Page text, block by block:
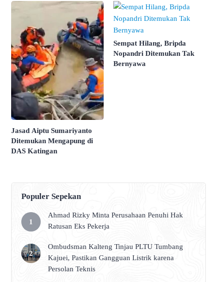
Jasad Aiptu Sumariyanto
Ditemukan Mengapung di
DAS Katingan
Sempat Hilang, Bripda
Nopandri Ditemukan Tak
Bernyawa
Populer Sepekan
Ahmad Rizky Minta Perusahaan Penuhi Hak
Ratusan Eks Pekerja
Ombudsman Kalteng Tinjau PLTU Tumbang
Kajuei, Pastikan Gangguan Listrik karena
Persolan Teknis